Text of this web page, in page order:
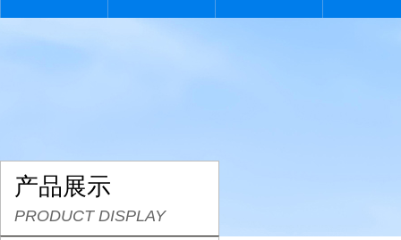
产品展示
PRODUCT DISPLAY